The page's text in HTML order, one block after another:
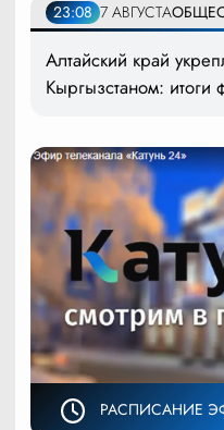
23:08 7 АВГУСТА
Алтайский край
Кыргызстаном: итоги
РАСПИСАНИЕ